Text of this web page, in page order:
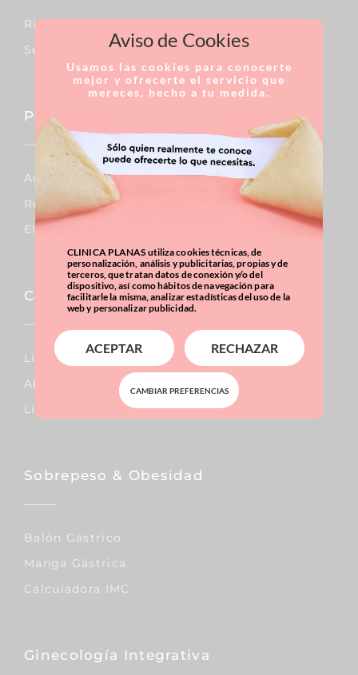
Rinoplastia
Septoplastia
Pecho
Aumento De Pecho
Reducción De Pecho
Elevación De Pecho
Corporal
Lipo Vaser
Abdominoplastia
Liposucción
Sobrepeso & Obesidad
Balón Gástrico
Manga Gástrica
Calculadora IMC
Ginecología Integrativa
Aviso de Cookies
Usamos las cookies para conocerte
mejor y ofrecerte el servicio que
mereces, hecho a tu medida.
CLINICA PLANAS utiliza cookies técnicas, de
personalización, análisis y publicitarias, propias y de
terceros, que tratan datos de conexión y/o del
dispositivo, así como hábitos de navegación para
facilitarle la misma, analizar estadísticas del uso de la
web y personalizar publicidad.
ACEPTAR RECHAZAR
CAMBIAR PREFERENCIAS